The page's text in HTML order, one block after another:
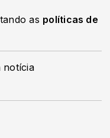
as políticas de
notícia